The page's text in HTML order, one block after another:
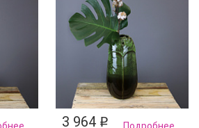
3 964 q